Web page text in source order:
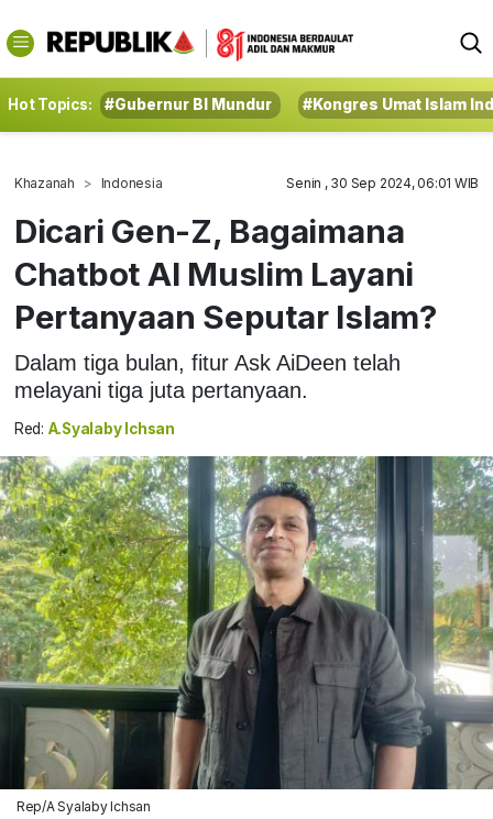
Hot Topics: #Gubernur BI Mundur #Kongres Umat Islam
Khazanah Indonesia Senin , 30 Sep 2024, 06:01 WIB
Dicari Gen-Z, Bagaimana
Chatbot AI Muslim Layani
Pertanyaan Seputar Islam?
Dalam tiga bulan, fitur Ask AiDeen telah
melayani tiga juta pertanyaan.
Red: A.Syalaby Ichsan
Rep/A Syalaby Ichsan